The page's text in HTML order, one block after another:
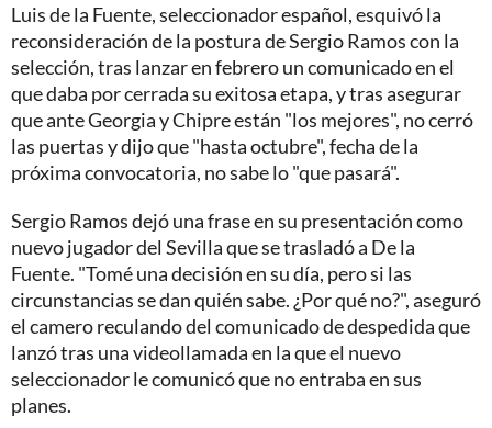
Luis de la Fuente, seleccionador español, esquivó la
reconsideración de la postura de Sergio Ramos con la
selección, tras lanzar en febrero un comunicado en el
que daba por cerrada su exitosa etapa, y tras asegurar
que ante Georgia y Chipre están "los mejores", no cerró
las puertas y dijo que "hasta octubre", fecha de la
próxima convocatoria, no sabe lo "que pasará".
Sergio Ramos dejó una frase en su presentación como
nuevo jugador del Sevilla que se trasladó a De la
Fuente. "Tomé una decisión en su día, pero si las
circunstancias se dan quién sabe. ¿Por qué no?", aseguró
el camero reculando del comunicado de despedida que
lanzó tras una videollamada en la que el nuevo
seleccionador le comunicó que no entraba en sus
planes.